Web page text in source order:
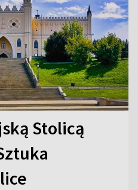
Stolicą